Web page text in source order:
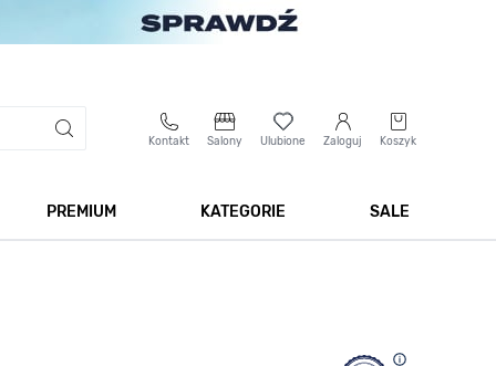
Kontakt Salony Ulubione Zaloguj Koszyk
PREMIUM
KATEGORIE
SALE